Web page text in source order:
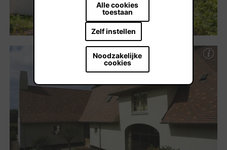
Alle cookies
toestaan
Zelf instellen
Noodzakelijke
cookies